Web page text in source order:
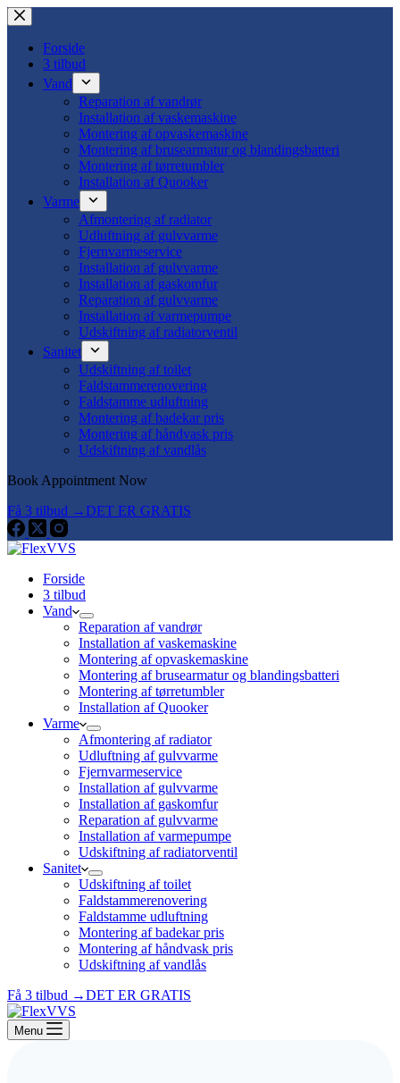
Fortsæt
til
indholdForside
3 tilbud
Vand
Reparation af vandrør
Installation af vaskemaskine
Montering af opvaskemaskine
Montering af brusearmatur og blandingsbatteri
Montering af tørretumbler
Installation af Quooker
Varme
Afmontering af radiator
Udluftning af gulvvarme
Fjernvarmeservice
Installation af gulvvarme
Installation af gaskomfur
Reparation af gulvvarme
Installation af varmepumpe
Udskiftning af radiatorventil
Sanitet
Udskiftning af toilet
Faldstammerenovering
Faldstamme udluftning
Montering af badekar pris
Montering af håndvask pris
Udskiftning af vandlås
Book Appointment Now
Få 3 tilbud →DET ER GRATIS
Forside
3 tilbud
Vand
Reparation af vandrør
Installation af vaskemaskine
Montering af opvaskemaskine
Montering af brusearmatur og blandingsbatteri
Montering af tørretumbler
Installation af Quooker
Varme
Afmontering af radiator
Udluftning af gulvvarme
Fjernvarmeservice
Installation af gulvvarme
Installation af gaskomfur
Reparation af gulvvarme
Installation af varmepumpe
Udskiftning af radiatorventil
Sanitet
Udskiftning af toilet
Faldstammerenovering
Faldstamme udluftning
Montering af badekar pris
Montering af håndvask pris
Udskiftning af vandlås
Få 3 tilbud →DET ER GRATIS
Menu